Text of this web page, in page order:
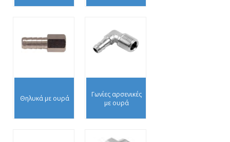
Θηλυκά με ουρά
Γωνίες αρσενικές
με ουρά